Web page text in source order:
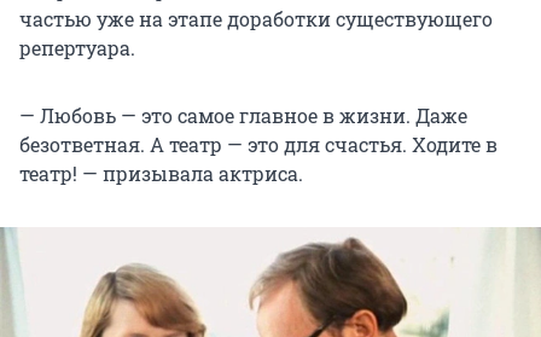
частью уже на этапе доработки существующего
репертуара.
— Любовь — это самое главное в жизни. Даже
безответная. А театр — это для счастья. Ходите в
театр! — призывала актриса.